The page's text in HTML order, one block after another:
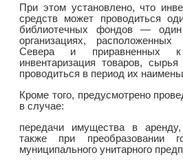
При этом установлено, что
средств может проводиться
библиотечных фондов —
организациях,
Севера и приравненных
инвентаризация товаров,
проводиться в период их
Кроме того, предусмотрено
в случае:
передачи имущества в
также при преобразовании
муниципального унитарного